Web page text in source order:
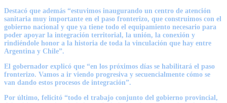
Destacó que además “estuvimos inaugurando un centro de atención
sanitaria muy importante en el paso fronterizo, que construimos con el
gobierno nacional y que ya tiene todo el equipamiento necesario para
poder apoyar la integración territorial, la unión, la conexión y
rindiéndole honor a la historia de toda la vinculación que hay entre
Argentina y Chile”.
El gobernador explicó que “en los próximos días se habilitará el paso
fronterizo. Vamos a ir viendo progresiva y secuencialmente cómo se
van dando estos procesos de integración”.
Por último, felicitó “todo el trabajo conjunto del gobierno provincial,